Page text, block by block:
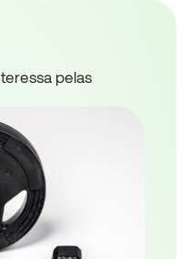
pelas